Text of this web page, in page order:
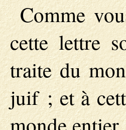
Comme
cette lettre
traite du
juif ; et à